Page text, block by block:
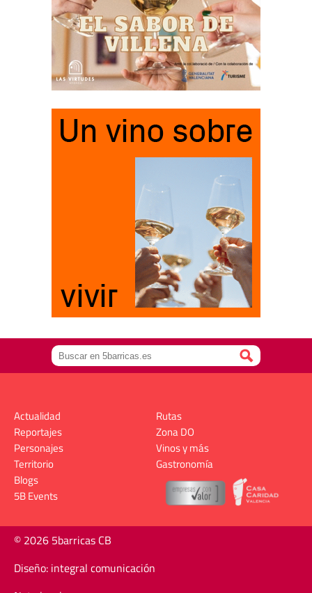
Actualidad
Reportajes
Personajes
Territorio
Rutas
Zona DO
Vinos y más
Gastronomía
Blogs
5B Events
© 2026 5barricas CB
Diseño: integral comunicación